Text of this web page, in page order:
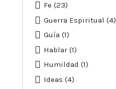
Fe (23)
Guerra Espiritual (4)
Guía (1)
Hablar(1)
Humildad (1)
Ideas (4)